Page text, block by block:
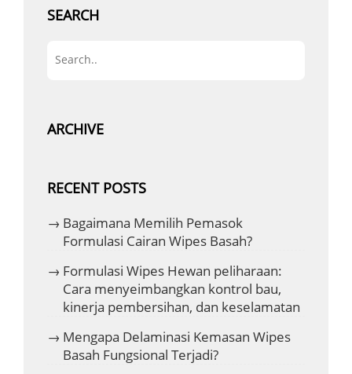
SEARCH
ARCHIVE
RECENT POSTS
Bagaimana Memilih Pemasok
Formulasi Cairan Wipes Basah?
Formulasi Wipes Hewan peliharaan:
Cara menyeimbangkan kontrol bau,
kinerja pembersihan, dan keselamatan
Mengapa Delaminasi Kemasan Wipes
Basah Fungsional Terjadi?